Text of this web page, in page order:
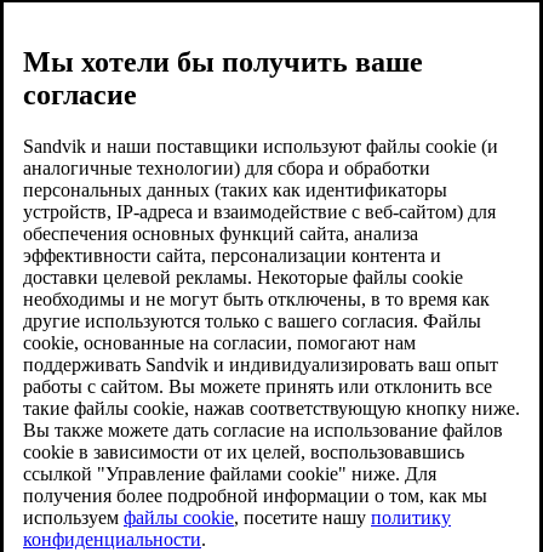
Мы хотели бы получить ваше
согласие
Sandvik и наши поставщики используют файлы cookie (и
аналогичные технологии) для сбора и обработки
персональных данных (таких как идентификаторы
устройств, IP-адреса и взаимодействие с веб-сайтом) для
обеспечения основных функций сайта, анализа
эффективности сайта, персонализации контента и
доставки целевой рекламы. Некоторые файлы cookie
необходимы и не могут быть отключены, в то время как
другие используются только с вашего согласия. Файлы
cookie, основанные на согласии, помогают нам
поддерживать Sandvik и индивидуализировать ваш опыт
работы с сайтом. Вы можете принять или отклонить все
такие файлы cookie, нажав соответствующую кнопку ниже.
Вы также можете дать согласие на использование файлов
cookie в зависимости от их целей, воспользовавшись
ссылкой "Управление файлами cookie" ниже. Для
получения более подробной информации о том, как мы
используем файлы cookie, посетите нашу политику
конфиденциальности.